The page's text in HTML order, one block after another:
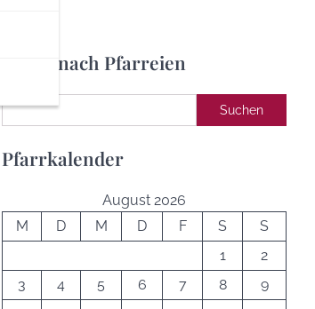
Suche nach Pfarreien
Suchen Suchen
Pfarrkalender
August 2026
M
D M D F S
S
1
2
3
4 5 6 7 8
9